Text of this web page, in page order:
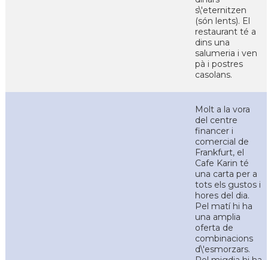
s\'eternitzen
(són lents). El
restaurant té a
dins una
salumeria i ven
pà i postres
casolans.
Molt a la vora
del centre
financer i
comercial de
Frankfurt, el
Cafe Karin té
una carta per a
tots els gustos i
hores del dia.
Pel matí hi ha
una amplia
oferta de
combinacions
d\'esmorzars.